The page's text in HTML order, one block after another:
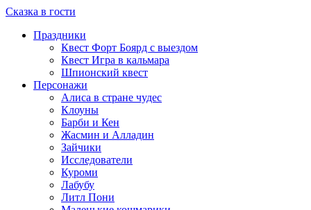
Сказка в гости
Праздники
Квест Форт Боярд с выездом
Квест Игра в кальмара
Шпионский квест
Персонажи
Алиса в стране чудес
Клоуны
Барби и Кен
Жасмин и Алладин
Зайчики
Исследователи
Куроми
Лабубу
Литл Пони